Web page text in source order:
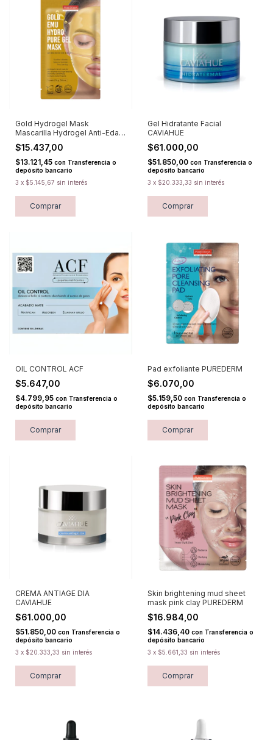
Gold Hydrogel Mask
Mascarilla Hydrogel Anti-Edad
e Iluminadora PUREDERM
$15.437,00
$13.121,45 con Transferencia o
depósito bancario
3 x $5.145,67 sin interés
Comprar
Gel Hidratante Facial
CAVIAHUE
$61.000,00
$51.850,00 con Transferencia o
depósito bancario
3 x $20.333,33 sin interés
Comprar
OIL CONTROL ACF
$5.647,00
$4.799,95 con Transferencia o
depósito bancario
Comprar
Pad exfoliante PUREDERM
$6.070,00
$5.159,50 con Transferencia o
depósito bancario
Comprar
CREMA ANTIAGE DIA
CAVIAHUE
$61.000,00
$51.850,00 con Transferencia o
depósito bancario
3 x $20.333,33 sin interés
Comprar
Skin brightening mud sheet
mask pink clay PUREDERM
$16.984,00
$14.436,40 con Transferencia o
depósito bancario
3 x $5.661,33 sin interés
Comprar